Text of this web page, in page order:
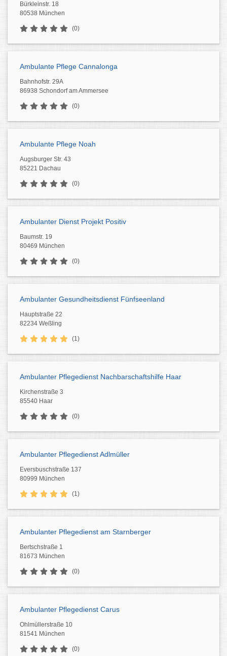
Bürkleinstr. 18
80538 München
(0)
Ambulante Pflege Cannalonga
Bahnhofstr. 29A
86938 Schondorf am Ammersee
(0)
Ambulante Pflege Noah
Augsburger Str. 43
85221 Dachau
(0)
Ambulanter Dienst Projekt Positiv
Baumstr. 19
80469 München
(0)
Ambulanter Gesundheitsdienst Fünfseenland
Hauptstraße 22
82234 Weßling
(1)
Ambulanter Pflegedienst Nachbarschaftshilfe Haar
Kirchenstraße 3
85540 Haar
(0)
Ambulanter Pflegedienst Adlmüller
Eversbuschstraße 137
80999 München
(1)
Ambulanter Pflegedienst am Starnberger
Bertschstraße 1
81673 München
(0)
Ambulanter Pflegedienst Carus
Ohlmüllerstraße 10
81541 München
(0)